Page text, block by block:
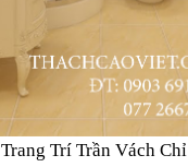
Trang Trí Trần Vách Chỉ